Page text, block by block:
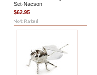
Set-Nacson
$62.95